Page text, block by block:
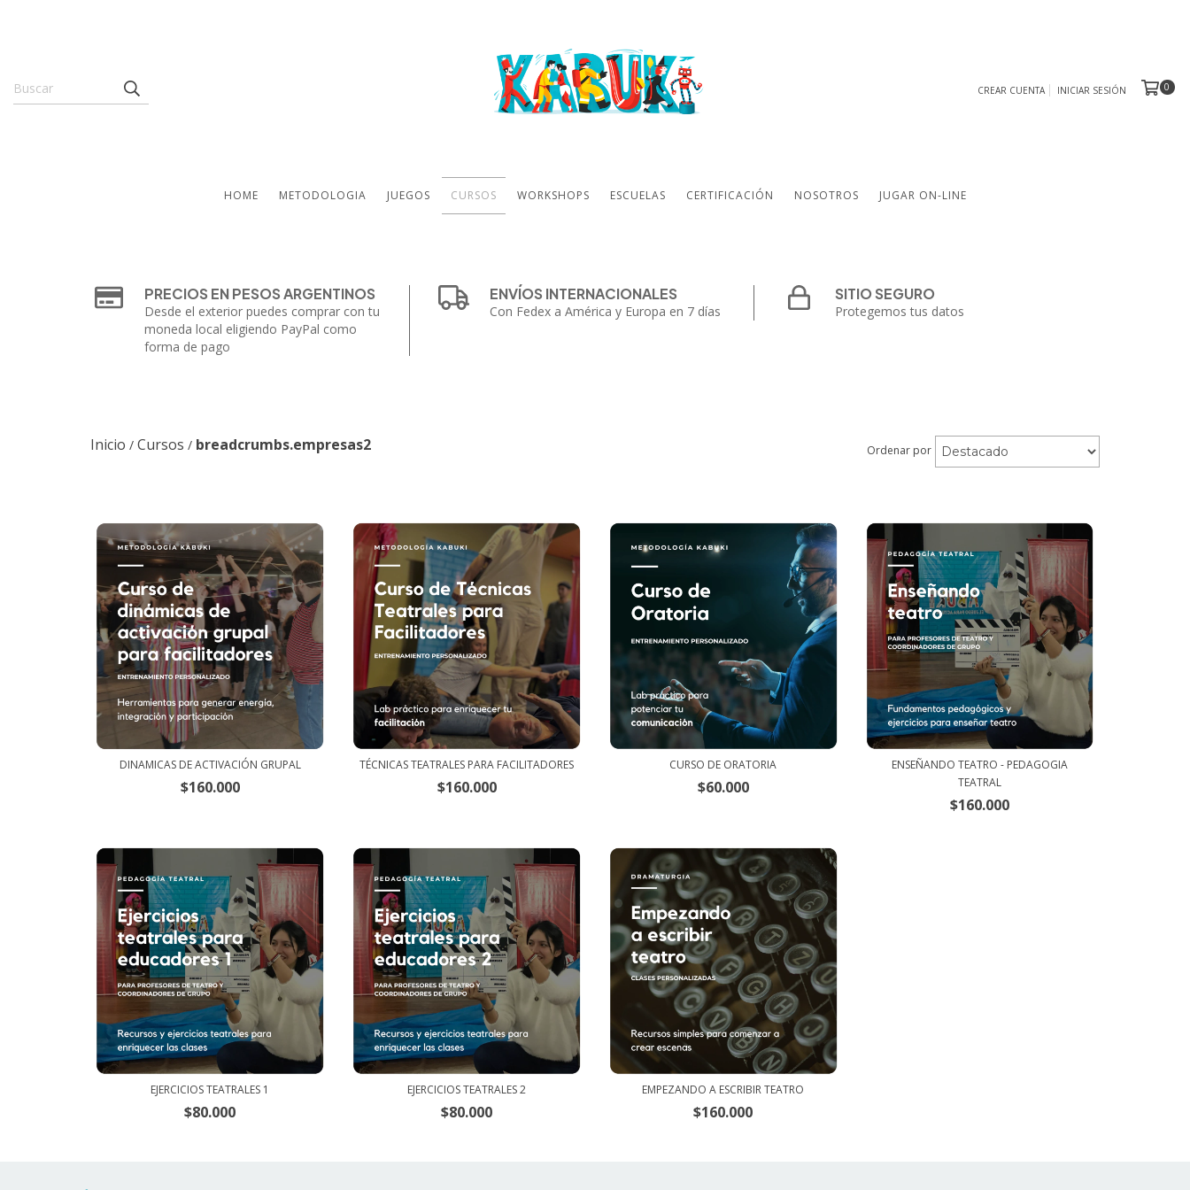
CREAR CUENTA INICIAR SESIÓN 0
HOME METODOLOGIA JUEGOS CURSOS WORKSHOPS ESCUELAS CERTIFICACIÓN NOSOTROS JUGAR ON-LINE
PRECIOS EN PESOS ARGENTINOS
Desde el exterior puedes comprar con tu
moneda local eligiendo PayPal como
forma de pago
ENVÍOS INTERNACIONALES
Con Fedex a América y Europa en 7 días
SITIO SEGURO
Protegemos tus datos
Inicio / Cursos / breadcrumbs.empresas2 Ordenar por
DINAMICAS DE ACTIVACIÓN GRUPAL
$160.000
TÉCNICAS TEATRALES PARA FACILITADORES
$160.000
CURSO DE ORATORIA
$60.000
ENSEÑANDO TEATRO - PEDAGOGIA
TEATRAL
$160.000
EJERCICIOS TEATRALES 1
$80.000
EJERCICIOS TEATRALES 2
$80.000
EMPEZANDO A ESCRIBIR TEATRO
$160.000